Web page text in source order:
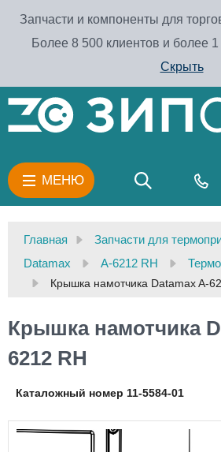
Запчасти и компоненты для
Более 8 500 клиентов и более
Скрыть
МЕНЮ
Главная
Запчасти для
Datamax
A-6212 RH
Крышка намотчика Datamax A-
Крышка намотчика
6212 RH
Каталожный номер 11-5584-01